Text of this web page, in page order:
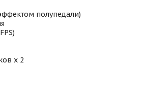
полупедали)
х 2